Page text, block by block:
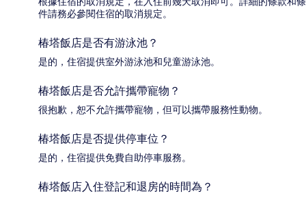
件請務必參閱住宿的取消規定。
椿塔飯店是否有游泳池？
是的，住宿提供室外游泳池和兒童游泳池。
椿塔飯店是否允許攜帶寵物？
很抱歉，恕不允許攜帶寵物，但可以攜帶服務性動物。
椿塔飯店是否提供停車位？
是的，住宿提供免費自助停車服務。
椿塔飯店入住登記和退房的時間為？